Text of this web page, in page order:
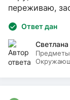
переживаю,
Ответ дан